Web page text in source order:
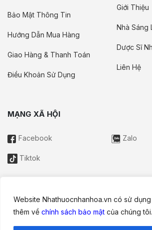
Website Nhathuocnhanhoa.vn có sử
thêm về chính sách bảo mật của chúng tôi.
Bảo Mật Thông Tin
Hướng Dẫn Mua Hàng
Giao Hàng & Thanh Toán
Điều Khoản Sử Dụng
Giới Thiệu
Nhà Sáng
Dược Sĩ
Liên Hệ
MẠNG XÃ HỘI
Facebook Zalo
Tiktok
Thông tin trên website này chỉ mang tính